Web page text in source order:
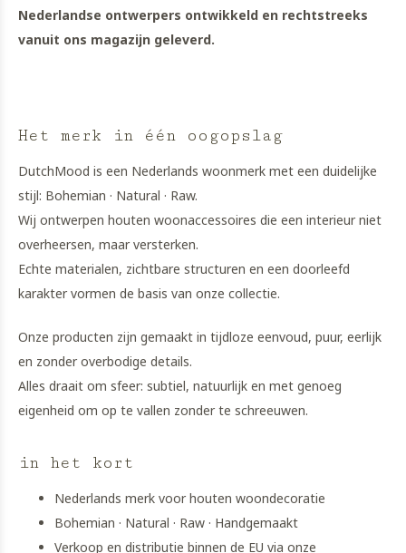
Nederlandse ontwerpers ontwikkeld en rechtstreeks
vanuit ons magazijn geleverd.
Het merk in één oogopslag
DutchMood is een Nederlands woonmerk met een duidelijke
stijl: Bohemian · Natural · Raw.
Wij ontwerpen houten woonaccessoires die een interieur niet
overheersen, maar versterken.
Echte materialen, zichtbare structuren en een doorleefd
karakter vormen de basis van onze collectie.
Onze producten zijn gemaakt in tijdloze eenvoud, puur, eerlijk
en zonder overbodige details.
Alles draait om sfeer: subtiel, natuurlijk en met genoeg
eigenheid om op te vallen zonder te schreeuwen.
in het kort
Nederlands merk voor houten woondecoratie
Bohemian · Natural · Raw · Handgemaakt
Verkoop en distributie binnen de EU via onze